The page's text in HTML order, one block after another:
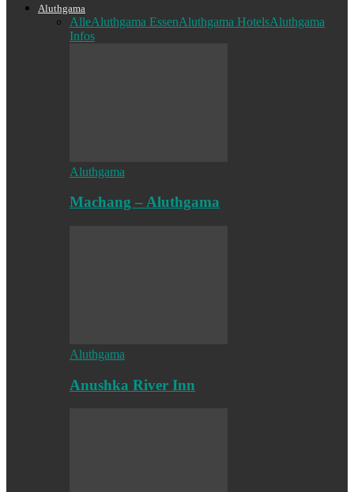
Aluthgama
AlleAluthgama EssenAluthgama HotelsAluthgama
Infos
Aluthgama
Machang – Aluthgama
Aluthgama
Anushka River Inn